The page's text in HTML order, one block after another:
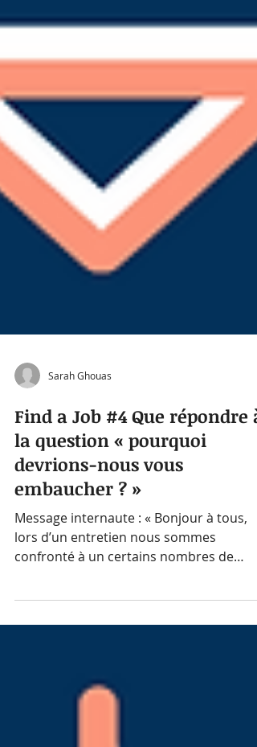
Find a Job #4 Que répondre à
la question « pourquoi
devrions-nous vous
embaucher ? »
Message internaute : « Bonjour à tous,
lors d’un entretien nous sommes
question-types dont celle qui...